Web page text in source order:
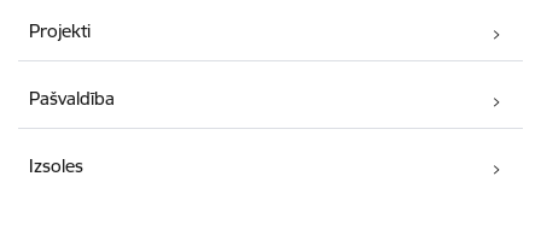
Projekti
Pašvaldība
Izsoles